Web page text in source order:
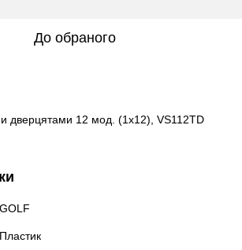
До обраного
дверцятами 12 мод. (1х12), VS112TD
GOLF
Пластик